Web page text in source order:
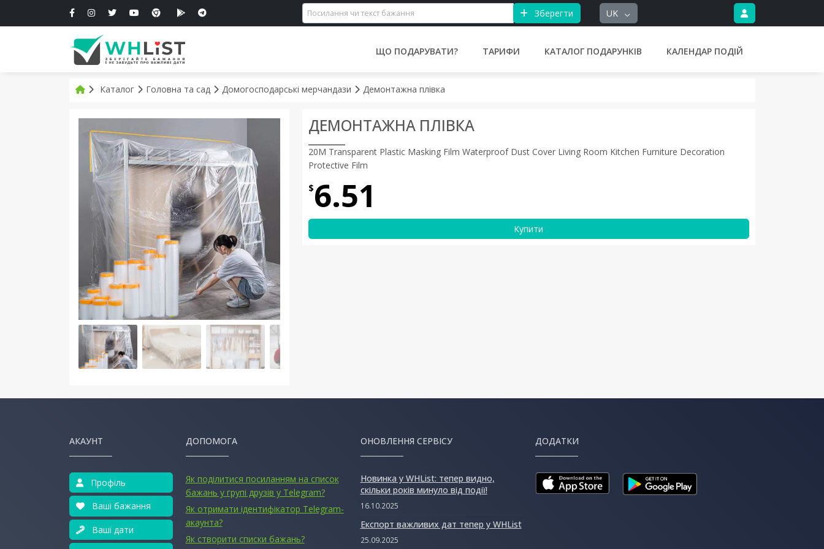
Зберегти UK
ЩО ПОДАРУВАТИ? ТАРИФИ КАТАЛОГ ПОДАРУНКІВ КАЛЕНДАР ПОДІЙ
Каталог Головна та сад Домогосподарські мерчандази Демонтажна плівка
ДЕМОНТАЖНА ПЛІВКА
20M Transparent Plastic Masking Film Waterproof Dust Cover Living Room Kitchen Furniture Decoration
Protective Film
$6.51
Купити
АКАУНТ
Профіль
Ваші бажання
Ваші дати
ДОПОМОГА
Як поділитися посиланням на список
бажань у групі друзів у Telegram?
Як отримати ідентифікатор Telegram-
акаунта?
Як створити списки бажань?
ОНОВЛЕННЯ СЕРВІСУ
Новинка у WHList: тепер видно,
скільки років минуло від події!
16.10.2025
Експорт важливих дат тепер у WHList
25.09.2025
ДОДАТКИ